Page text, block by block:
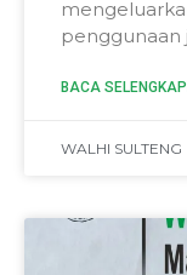
penggunaan
BACA
WALHI SULTENG